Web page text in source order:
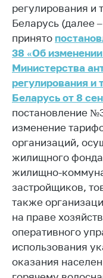
конкуренция
Торговля и
контроль
Защита прав
рекламной
Применение
нетарифного
регулирования и
Беларусь (далее
принято
38 «Об
Министерства
регулирования и
Беларусь от 8
постановление
изменение
организаций,
жилищного
жилищно-
застройщиков,
также
на праве
оперативного
использования
оказания